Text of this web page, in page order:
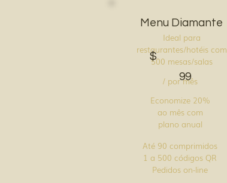
Menu Diamante
99
Ideal para
restaurantes/hotéis com
500 mesas/salas
$
/ por mês
Economize 20%
ao mês com
plano anual
Até 90 comprimidos
1 a 500 códigos QR
Pedidos on-line